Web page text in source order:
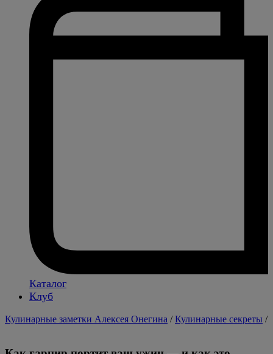
Каталог
Клуб
Кулинарные заметки Алексея Онегина /Кулинарные секреты /